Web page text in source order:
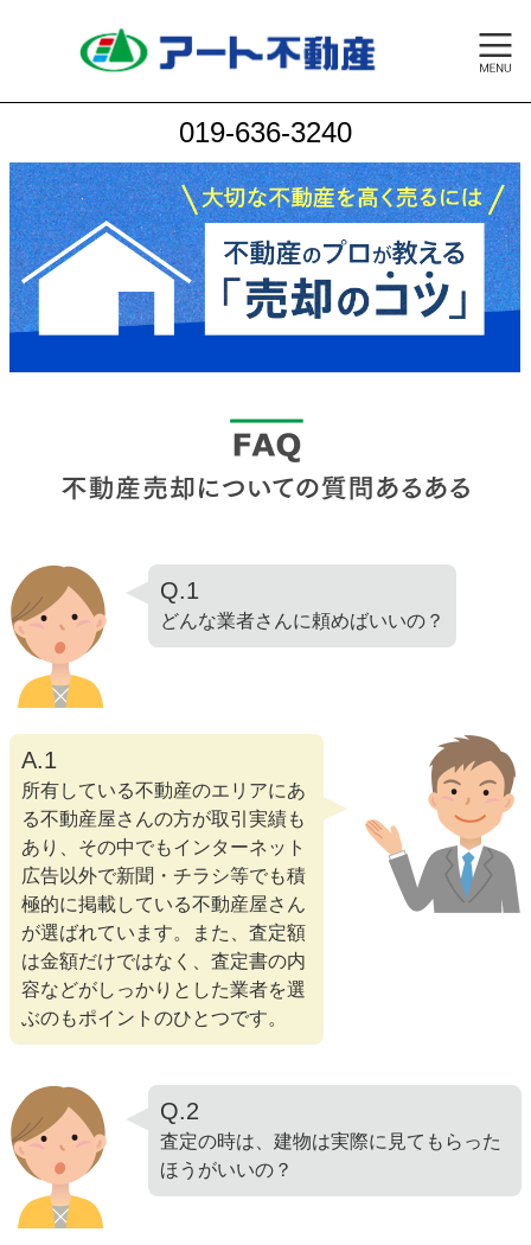
019-636-3240
Q.1
どんな業者さんに頼めばいいの？
A.1
所有している不動産のエリアにあ
る不動産屋さんの方が取引実績も
あり、その中でもインターネット
広告以外で新聞・チラシ等でも積
極的に掲載している不動産屋さん
が選ばれています。また、査定額
は金額だけではなく、査定書の内
容などがしっかりとした業者を選
ぶのもポイントのひとつです。
Q.2
査定の時は、建物は実際に見てもらった
ほうがいいの？